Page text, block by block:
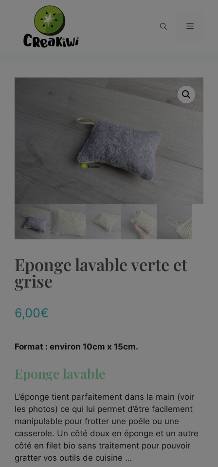
Eponge lavable verte et
grise
6,00€
Format : environ 10cm x 15cm.
Eponge lavable
L’éponge tient parfaitement dans la main (voir
les photos) ce qui lui permet d’être facilement
manipulable pour frotter une poêle ou une
casserole. Un côté doux en éponge et un autre
côté en filet bio sans traitement pour pouvoir
gratter vos outils de cuisine …